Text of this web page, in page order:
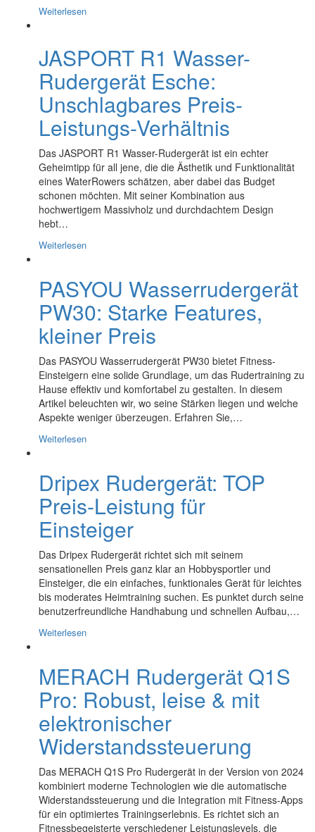
Weiterlesen
JASPORT R1 Wasser-
Rudergerät Esche:
Unschlagbares Preis-
Leistungs-Verhältnis
Das JASPORT R1 Wasser-Rudergerät ist ein echter
Geheimtipp für all jene, die die Ästhetik und Funktionalität
eines WaterRowers schätzen, aber dabei das Budget
schonen möchten. Mit seiner Kombination aus
hochwertigem Massivholz und durchdachtem Design
hebt…
Weiterlesen
PASYOU Wasserrudergerät
PW30: Starke Features,
kleiner Preis
Das PASYOU Wasserrudergerät PW30 bietet Fitness-
Einsteigern eine solide Grundlage, um das Rudertraining zu
Hause effektiv und komfortabel zu gestalten. In diesem
Artikel beleuchten wir, wo seine Stärken liegen und welche
Aspekte weniger überzeugen. Erfahren Sie,…
Weiterlesen
Dripex Rudergerät: TOP
Preis-Leistung für
Einsteiger
Das Dripex Rudergerät richtet sich mit seinem
sensationellen Preis ganz klar an Hobbysportler und
Einsteiger, die ein einfaches, funktionales Gerät für leichtes
bis moderates Heimtraining suchen. Es punktet durch seine
benutzerfreundliche Handhabung und schnellen Aufbau,…
Weiterlesen
MERACH Rudergerät Q1S
Pro: Robust, leise & mit
elektronischer
Widerstandssteuerung
Das MERACH Q1S Pro Rudergerät in der Version von 2024
kombiniert moderne Technologien wie die automatische
Widerstandssteuerung und die Integration mit Fitness-Apps
für ein optimiertes Trainingserlebnis. Es richtet sich an
Fitnessbegeisterte verschiedener Leistungslevels, die